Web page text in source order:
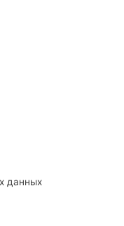
данных